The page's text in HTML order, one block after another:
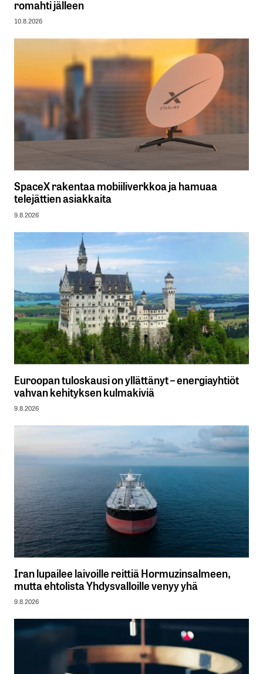
romahti jälleen
10.8.2026
SpaceX rakentaa mobiiliverkkoa ja hamuaa
telejättien asiakkaita
9.8.2026
Euroopan tuloskausi on yllättänyt – energiayhtiöt
vahvan kehityksen kulmakiviä
9.8.2026
Iran lupailee laivoille reittiä Hormuzinsalmeen,
mutta ehtolista Yhdysvalloille venyy yhä
9.8.2026